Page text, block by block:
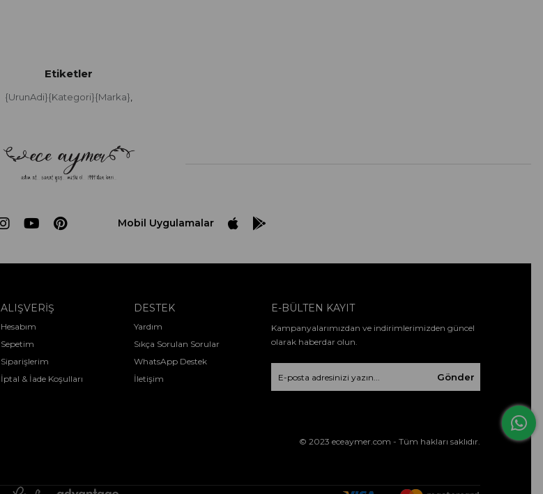
Etiketler
{UrunAdi}{Kategori}{Marka},
Mobil Uygulamalar
ALIŞVERİŞ
Hesabım
Sepetim
Siparişlerim
İptal & İade Koşulları
DESTEK
Yardım
Sıkça Sorulan Sorular
WhatsApp Destek
İletişim
E-BÜLTEN KAYIT
Kampanyalarımızdan ve indirimlerimizden güncel
olarak haberdar olun.
Gönder
© 2023 eceaymer.com - Tüm hakları saklıdır.